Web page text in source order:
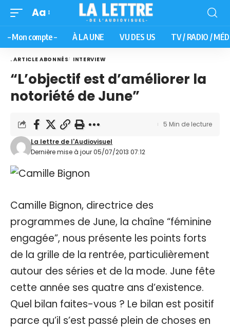
Aa
– Mon compte – À LA UNE VU DES US TV / RADIO /
. ARTICLE ABONNÉS INTERVIEW
“L’objectif est d’améliorer la
notoriété de June”
Dernière mise à jour 05/07/2013 07:12
La lettre de l'Audiovisuel
5 Min de lecture
Camille Bignon, directrice des
programmes de June, la chaîne “féminine
engagée”, nous présente les points forts
de la grille de la rentrée, particulièrement
autour des séries et de la mode. June fête
cette année ses quatre ans d’existence.
Quel bilan faites-vous ? Le bilan est positif
parce qu’il s’est passé plein de choses en